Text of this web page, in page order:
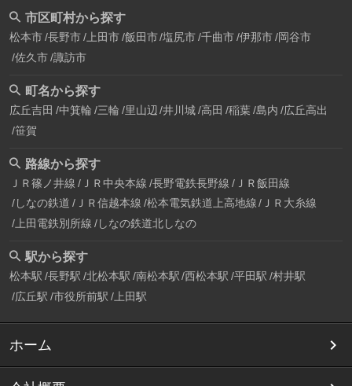
市区町村から探す
松本市 長野市 上田市 飯田市 塩尻市 千曲市 伊那市 岡谷市
佐久市 諏訪市
町名から探す
広丘吉田 中箕輪 三輪 里山辺 井川城 高田 稲葉 島内 広丘高出
笹賀
路線から探す
ＪＲ篠ノ井線 ＪＲ中央本線 長野電鉄長野線 ＪＲ飯田線
しなの鉄道 ＪＲ信越本線 松本電気鉄道上高地線
ＪＲ大糸線
上田電鉄別所線 しなの鉄道北しなの
駅から探す
松本駅 長野駅 北松本駅 南松本駅 西松本駅 平田駅 村井駅
広丘駅 市役所前駅 上田駅
ホーム